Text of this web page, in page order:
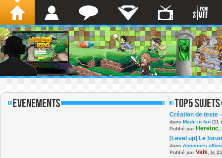
Création de texte
dans Made in fan (11
Publié par Heretoc
[Level up] Le
dans Annonces
Publié par Valk le